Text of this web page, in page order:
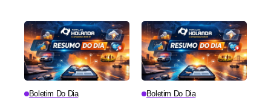
Boletim Do Dia Boletim Do Dia